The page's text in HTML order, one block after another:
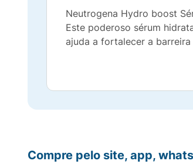
Neutrogena Hydro boost
Este poderoso sérum
ajuda a fortalecer a
Compre pelo site, app,